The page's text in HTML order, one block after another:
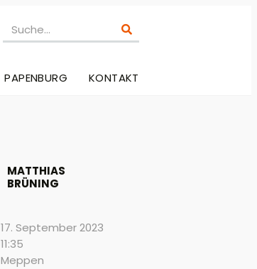
PAPENBURG KONTAKT
MATTHIAS
BRÜNING
17. September 2023
11:35
Meppen